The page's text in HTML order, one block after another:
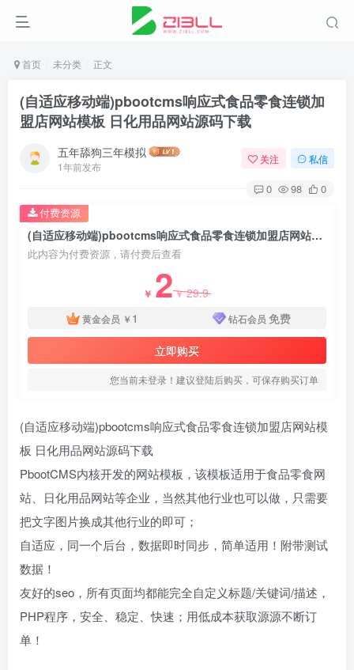
首页 未分类 正文
(自适应移动端)pbootcms响应式食品零食连锁加
盟店网站模板 日化用品网站源码下载
五年舔狗三年模拟
1年前发布
关注 私信
0 98 0
(自适应移动端)pbootcms响应式食品零食连锁加盟店网站模板 日化用品网站源码下载
此内容为付费资源，请付费后查看
￥ 2￥29.9
黄金会员 ￥ 1 钻石会员 免费
立即购买
您当前未登录！建议登陆后购买，可保存购买订单
付费资源
(自适应移动端)pbootcms响应式食品零食连锁加盟店网站模
板 日化用品网站源码下载
PbootCMS内核开发的网站模板，该模板适用于食品零食网
站、日化用品网站等企业，当然其他行业也可以做，只需要
把文字图片换成其他行业的即可；
自适应，同一个后台，数据即时同步，简单适用！附带测试
数据！
友好的seo，所有页面均都能完全自定义标题/关键词/描述，
PHP程序，安全、稳定、快速；用低成本获取源源不断订
单！